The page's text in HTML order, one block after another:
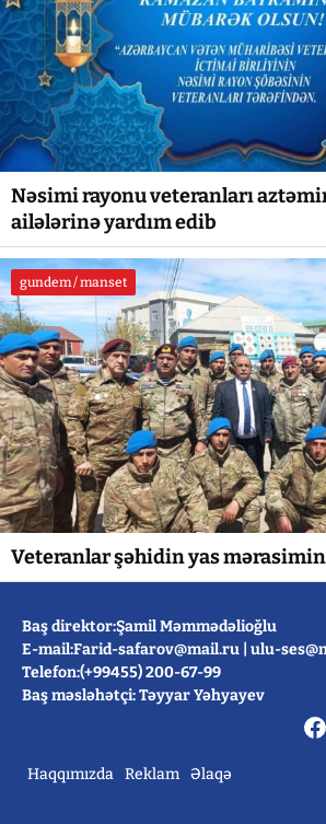
Nəsimi rayonu veteranları
ailələrinə yardım edib
gundem / manset
Veteranlar şəhidin yas
Baş direktor:Şamil Məmmədəlioğlu
E-mail:Farid-safarov@mail.ru ulu-
Telefon:(+99455) 200-67-99
Baş məsləhətçi: Təyyar Yəhyayev
Haqqımızda Reklam Əlaqə